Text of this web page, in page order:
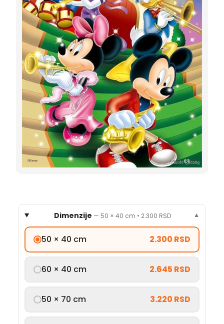
Dimenzije — 50 × 40 cm • 2.300 RSD ▼
50 × 40 cm 2.300 RSD
60 × 40 cm 2.645 RSD
50 × 70 cm 3.220 RSD